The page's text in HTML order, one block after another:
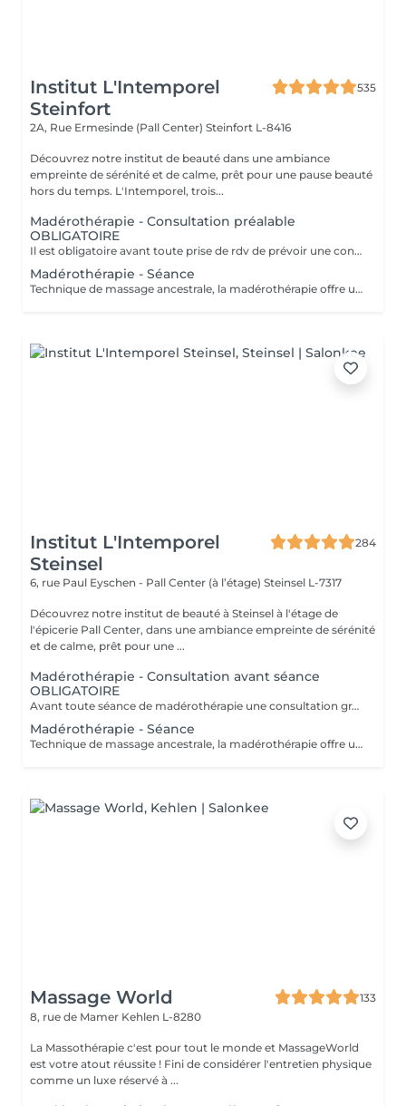
Institut L'Intemporel
Steinfort
535
2A, Rue Ermesinde (Pall Center) Steinfort L-8416
Découvrez notre institut de beauté dans une ambiance
empreinte de sérénité et de calme, prêt pour une pause beauté
hors du temps. L'Intemporel, trois...
Madérothérapie - Consultation préalable
OBLIGATOIRE
Il est obligatoire avant toute prise de rdv de prévoir une consultation, celle-ci est gratuite et vous préparera à cette technique révolutionnaire. Attention certaines contre indications sont en prendre en compte. L'acompte sera restitué entièrement lors de votre venue, si vous n'annulez pas il sera conservé. - dèmes. - maladies rénales. - phlébites / thromboses. - insuffisance cardiaque. - dermatite (sur la zone à travailler). - plaies ouvertes. - parties osseuses. - grossesse (pas le ventre , ni le 1er trimestre). - règles abondantes. - infection, fièvre. - hypotension.
Madérothérapie - Séance
Technique de massage ancestrale, la madérothérapie offre une multitude de bénéfices sur le corps et le bien-être ! Les instruments et rouleaux en bois de madérothérapie agissent sur toutes les zones du corps permettant un drainage profond et une tonification du corps dans son ensemble. Attention certaines contre indications sont en prendre en compte: - dèmes. - maladies rénales. - phlébites / thromboses. - insuffisance cardiaque. - dermatite (sur la zone à travailler). - plaies ouvertes. - parties osseuses. - grossesse (pas le ventre , ni le 1er trimestre). - règles abondantes. - infection, fièvre. - hypotension. TOUJOURS PRENDRE UNE CONSULTATION AVANT TOUTES PRISES DE RDV. MERCI.
Institut L'Intemporel
Steinsel
284
6, rue Paul Eyschen - Pall Center (à l’étage) Steinsel L-7317
Découvrez notre institut de beauté à Steinsel à l'étage de
l'épicerie Pall Center, dans une ambiance empreinte de sérénité
et de calme, prêt pour une ...
Madérothérapie - Consultation avant séance
OBLIGATOIRE
Avant toute séance de madérothérapie une consultation gratuite est obligatoire afin d'envisager un traitement et de valider les contre-indications éventuelles. L'acompte sera restitué entièrement lors de votre venue, si vous n'annulez pas il sera conservé. Attention certaines contre indications sont en prendre en compte: - dèmes. - maladies rénales. - phlébites / thromboses. - insuffisance cardiaque. - dermatite (sur la zone à travailler). - plaies ouvertes. - parties osseuses. - grossesse (pas le ventre , ni le 1er trimestre). - règles abondantes. - infection, fièvre. - hypotension.
Madérothérapie - Séance
Technique de massage ancestrale, la madérothérapie offre une multitude de bénéfices sur le corps et le bien-être ! Les instruments et rouleaux en bois agissent sur toutes les zones du corps permettant un drainage profond et une tonification du corps dans son ensemble. Attention certaines contre indications sont en prendre en compte: - dèmes. - maladies rénales. - phlébites / thromboses. - insuffisance cardiaque. - dermatite (sur la zone à travailler). - plaies ouvertes. - parties osseuses. - grossesse (pas le ventre , ni le 1er trimestre). - règles abondantes. - infection, fièvre. - hypotension. TOUJOURS PRENDRE UNE CONSULTATION AVANT TOUTES PRISES DE RDV. MERCI.
Massage World
133
8, rue de Mamer Kehlen L-8280
La Massothérapie c'est pour tout le monde et MassageWorld
est votre atout réussite ! Fini de considérer l'entretien physique
comme un luxe réservé à ...